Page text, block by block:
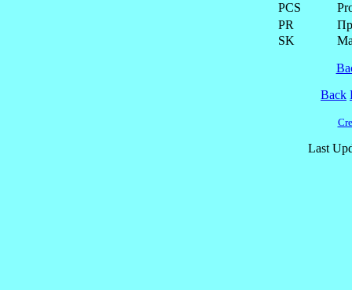
PCS
PR
SK
Back
Last